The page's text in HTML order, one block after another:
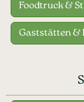
Foodtruck &
Gaststätten &